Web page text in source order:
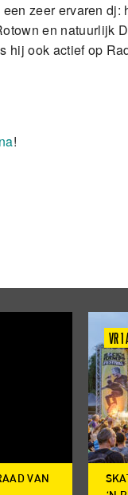
zeer ervaren dj:
en natuurlijk
hij ook actief op
!
VAN
VR 1